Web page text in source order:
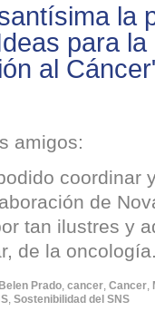
la
para
al
amigos:
coordinar
de
tan ilustres y
de la
Belen Prado cancer Cancer
Sostenibilidad del SNS